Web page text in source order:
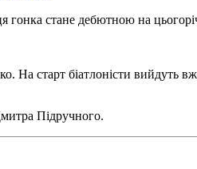
стане дебютною на
старт біатлоністи вийдуть
Підручного.